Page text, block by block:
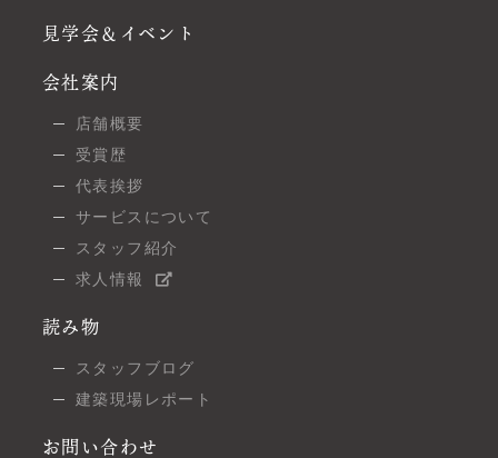
見学会＆イベント
会社案内
店舗概要
受賞歴
代表挨拶
サービスについて
スタッフ紹介
求人情報
読み物
スタッフブログ
建築現場レポート
お問い合わせ